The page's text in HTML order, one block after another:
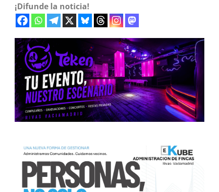
¡Difunde la noticia!